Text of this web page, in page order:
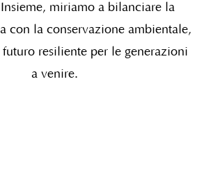
miriamo a bilanciare la
con la conservazione ambientale,
resiliente per le generazioni
a venire.